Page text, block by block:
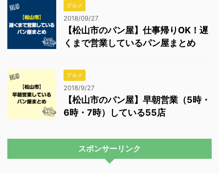
グルメ
2018/09/27
【松山市のパン屋】仕事帰りOK！遅
くまで営業しているパン屋まとめ
グルメ
2018/9/27
【松山市のパン屋】早朝営業（5時・
6時・7時）している55店
スポンサーリンク